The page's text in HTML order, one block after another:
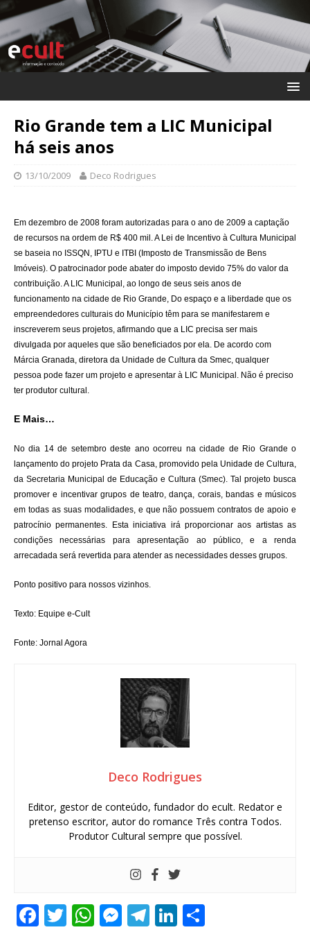
Rio Grande tem a LIC Municipal
há seis anos
13/10/2009 Deco Rodrigues
Em dezembro de 2008 foram autorizadas para o ano de 2009 a captação
de recursos na ordem de R$ 400 mil. A Lei de Incentivo à Cultura Municipal
se baseia no ISSQN, IPTU e ITBI (Imposto de Transmissão de Bens
Imóveis). O patrocinador pode abater do imposto devido 75% do valor da
contribuição. A LIC Municipal, ao longo de seus seis anos de
funcionamento na cidade de Rio Grande, Do espaço e a liberdade que os
empreendedores culturais do Município têm para se manifestarem e
inscreverem seus projetos, afirmando que a LIC precisa ser mais
divulgada por aqueles que são beneficiados por ela. De acordo com
Márcia Granada, diretora da Unidade de Cultura da Smec, qualquer
pessoa pode fazer um projeto e apresentar à LIC Municipal. Não é preciso
ter produtor cultural.
E Mais…
No dia 14 de setembro deste ano ocorreu na cidade de Rio Grande o
lançamento do projeto Prata da Casa, promovido pela Unidade de Cultura,
da Secretaria Municipal de Educação e Cultura (Smec). Tal projeto busca
promover e incentivar grupos de teatro, dança, corais, bandas e músicos
em todas as suas modalidades, e que não possuem contratos de apoio e
patrocínio permanentes. Esta iniciativa irá proporcionar aos artistas as
condições necessárias para apresentação ao público, e a renda
arrecadada será revertida para atender as necessidades desses grupos.
Ponto positivo para nossos vizinhos.
Texto: Equipe e-Cult
Fonte: Jornal Agora
Deco Rodrigues
Editor, gestor de conteúdo, fundador do ecult. Redator e
pretenso escritor, autor do romance Três contra Todos.
Produtor Cultural sempre que possível.
F T W M T Li